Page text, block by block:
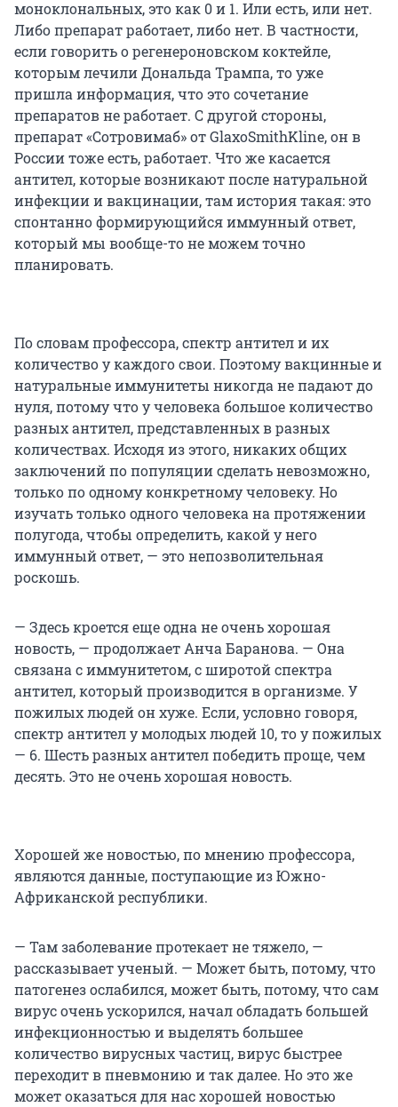
моноклональных, это как 0 и 1. Или есть, или нет.
Либо препарат работает, либо нет. В частности,
если говорить о регенероновском коктейле,
которым лечили Дональда Трампа, то уже
пришла информация, что это сочетание
препаратов не работает. С другой стороны,
препарат «Сотровимаб» от GlaxoSmithKline, он в
России тоже есть, работает. Что же касается
антител, которые возникают после натуральной
инфекции и вакцинации, там история такая: это
спонтанно формирующийся иммунный ответ,
который мы вообще-то не можем точно
планировать.
По словам профессора, спектр антител и их
количество у каждого свои. Поэтому вакцинные и
натуральные иммунитеты никогда не падают до
нуля, потому что у человека большое количество
разных антител, представленных в разных
количествах. Исходя из этого, никаких общих
заключений по популяции сделать невозможно,
только по одному конкретному человеку. Но
изучать только одного человека на протяжении
полугода, чтобы определить, какой у него
иммунный ответ, — это непозволительная
роскошь.
— Здесь кроется еще одна не очень хорошая
новость, — продолжает Анча Баранова. — Она
связана с иммунитетом, с широтой спектра
антител, который производится в организме. У
пожилых людей он хуже. Если, условно говоря,
спектр антител у молодых людей 10, то у пожилых
— 6. Шесть разных антител победить проще, чем
десять. Это не очень хорошая новость.
Хорошей же новостью, по мнению профессора,
являются данные, поступающие из Южно-
Африканской республики.
— Там заболевание протекает не тяжело, —
рассказывает ученый. — Может быть, потому, что
патогенез ослабился, может быть, потому, что сам
вирус очень ускорился, начал обладать большей
инфекционностью и выделять большее
количество вирусных частиц, вирус быстрее
переходит в пневмонию и так далее. Но это же
может оказаться для нас хорошей новостью